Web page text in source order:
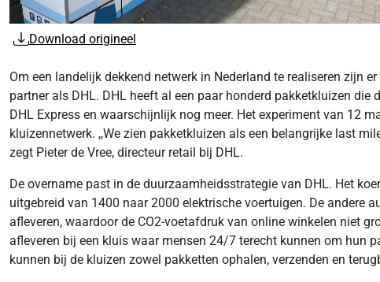
Download origineel
Om een landelijk dekkend netwerk in Nederland te realiseren zijn
partner als DHL. DHL heeft al een paar honderd pakketkluizen
DHL Express en waarschijnlijk nog meer. Het experiment van 12
kluizennetwerk. ,,We zien pakketkluizen als een belangrijke last
zegt Pieter de Vree, directeur retail bij DHL.
De overname past in de duurzaamheidsstrategie van DHL. Het
uitgebreid van 1400 naar 2000 elektrische voertuigen. De andere
afleveren, waardoor de CO2-voetafdruk van online winkelen niet
afleveren bij een kluis waar mensen 24/7 terecht kunnen om hun
kunnen bij de kluizen zowel pakketten ophalen, verzenden en